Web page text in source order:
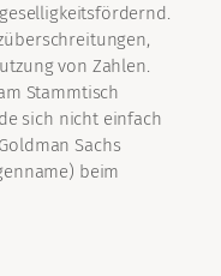
von Zahlen.
Stammtisch
sich nicht einfach
Sachs
beim